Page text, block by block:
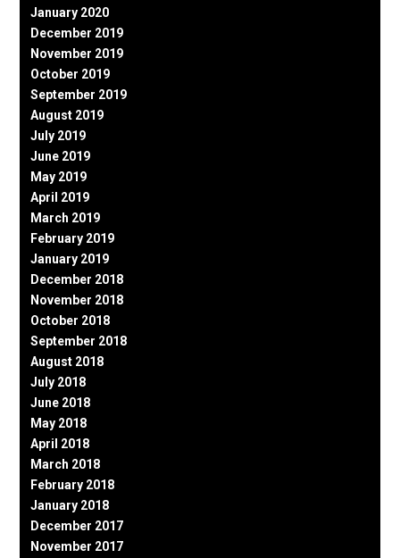
January 2020
December 2019
November 2019
October 2019
September 2019
August 2019
July 2019
June 2019
May 2019
April 2019
March 2019
February 2019
January 2019
December 2018
November 2018
October 2018
September 2018
August 2018
July 2018
June 2018
May 2018
April 2018
March 2018
February 2018
January 2018
December 2017
November 2017